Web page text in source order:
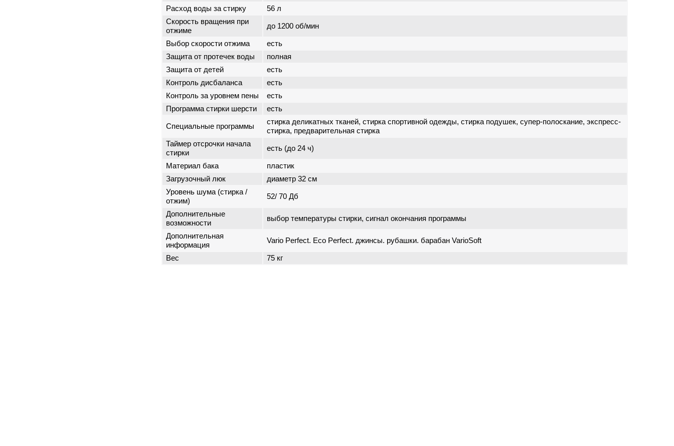
Расход воды за стирку
56 л
Скорость вращения при
отжиме
до 1200 об/мин
Выбор скорости отжима
есть
Защита от протечек воды
полная
Защита от детей
есть
Контроль дисбаланса
есть
Контроль за уровнем пены
есть
Программа стирки шерсти
есть
Специальные программы
стирка деликатных тканей, стирка спортивной одежды, стирка подушек, супер-полоскание, экспресс-
стирка, предварительная стирка
Таймер отсрочки начала
стирки
есть (до 24 ч)
Материал бака
пластик
Загрузочный люк
диаметр 32 см
Уровень шума (стирка /
отжим)
52/ 70 Дб
Дополнительные
возможности
выбор температуры стирки, сигнал окончания программы
Дополнительная
информация
Vario Perfect. Eco Perfect. джинсы. рубашки. барабан VarioSoft
Вес 75 кг